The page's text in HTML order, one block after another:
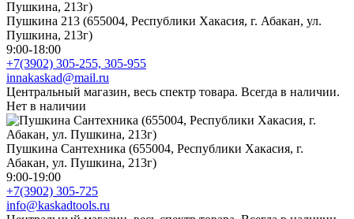
Пушкина 213 (655004, Республики Хакасия, г. Абакан, ул.
Пушкина, 213г)
9:00-18:00
+7(3902) 305-255, 305-955
innakaskad@mail.ru
Центральный магазин, весь спектр товара. Всегда в наличии.
Нет в наличии
Пушкина Сантехника (655004, Республики Хакасия, г.
Абакан, ул. Пушкина, 213г)
9:00-19:00
+7(3902) 305-725
info@kaskadtools.ru